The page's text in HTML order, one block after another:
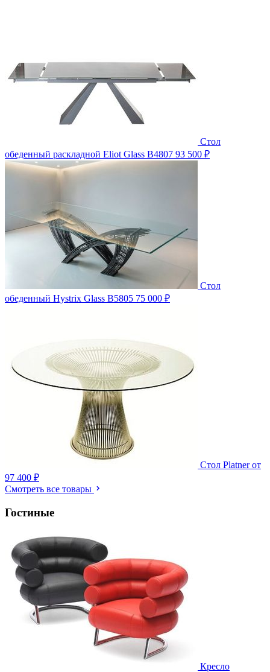
Стол
обеденный раскладной Eliot Glass B4807 93 500 ₽
Стол
обеденный Hystrix Glass B5805 75 000 ₽
Стол Platner от
97 400 ₽
Смотреть все товары
Гостиные
Кресло